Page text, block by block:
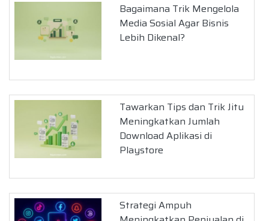
Bagaimana Trik Mengelola
Media Sosial Agar Bisnis
Lebih Dikenal?
Tawarkan Tips dan Trik Jitu
Meningkatkan Jumlah
Download Aplikasi di
Playstore
Strategi Ampuh